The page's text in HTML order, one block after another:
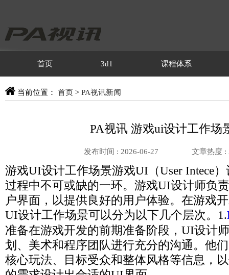
首页 3d1 课程体系
当前位置： 首页 > PA视讯新闻
PA视讯 游戏ui设计工作场
发布时间 : 2026-06-27 文章热度 :
游戏UI设计工作场景游戏UI（User Intece
过程中不可或缺的一环。游戏UI设计师负
户界面，以提供良好的用户体验。在游戏
UI设计工作场景可以分为以下几个层次。1.
准备在游戏开发的前期准备阶段，UI设计
划、美术和程序团队进行充分的沟通。他
核心玩法、目标受众和整体风格等信息，